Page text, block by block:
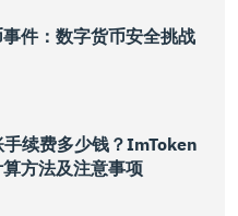
件：数字货币安全挑战
续费多少钱？imToken
方法及注意事项